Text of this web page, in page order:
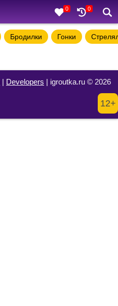
0 0
Бродилки Гонки
| Developers | igroutka.ru © 2026
12+